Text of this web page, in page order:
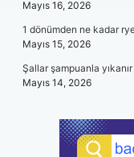
Mayıs 16, 2026
1 dönümden ne kadar
Mayıs 15, 2026
Şallar şampuanla yıkanır
Mayıs 14, 2026